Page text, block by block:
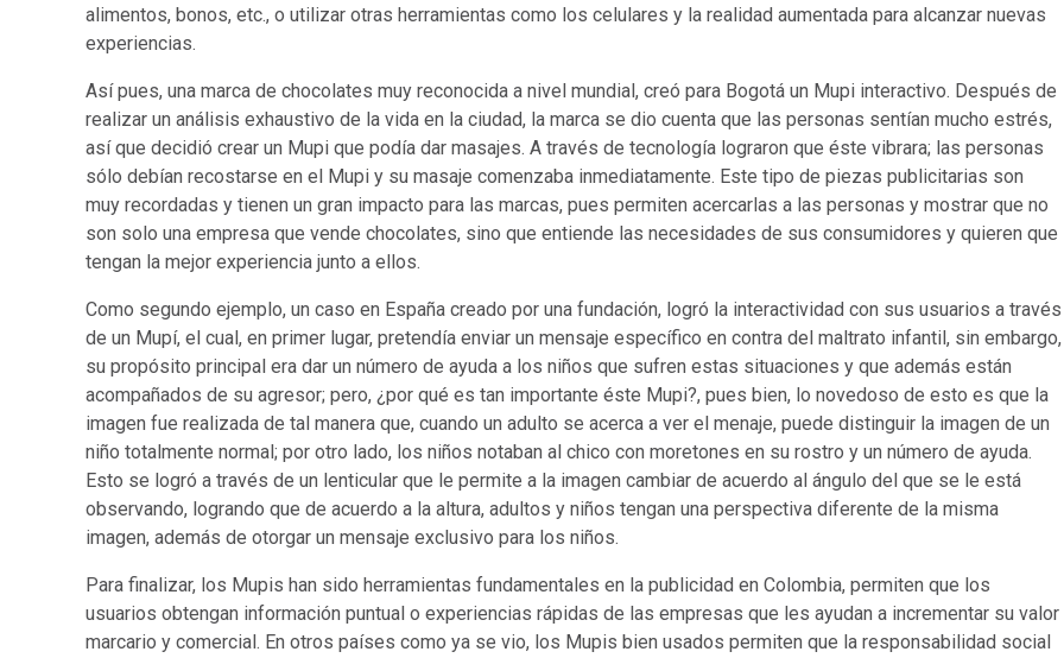
alimentos, bonos, etc., o utilizar otras herramientas como los celulares y la realidad aumentada para alcanzar nuevas
experiencias.
Así pues, una marca de chocolates muy reconocida a nivel mundial, creó para Bogotá un Mupi interactivo. Después de
realizar un análisis exhaustivo de la vida en la ciudad, la marca se dio cuenta que las personas sentían mucho estrés,
así que decidió crear un Mupi que podía dar masajes. A través de tecnología lograron que éste vibrara; las personas
sólo debían recostarse en el Mupi y su masaje comenzaba inmediatamente. Este tipo de piezas publicitarias son
muy recordadas y tienen un gran impacto para las marcas, pues permiten acercarlas a las personas y mostrar que no
son solo una empresa que vende chocolates, sino que entiende las necesidades de sus consumidores y quieren que
tengan la mejor experiencia junto a ellos.
Como segundo ejemplo, un caso en España creado por una fundación, logró la interactividad con sus usuarios a través
de un Mupí, el cual, en primer lugar, pretendía enviar un mensaje específico en contra del maltrato infantil, sin embargo,
su propósito principal era dar un número de ayuda a los niños que sufren estas situaciones y que además están
acompañados de su agresor; pero, ¿por qué es tan importante éste Mupi?, pues bien, lo novedoso de esto es que la
imagen fue realizada de tal manera que, cuando un adulto se acerca a ver el menaje, puede distinguir la imagen de un
niño totalmente normal; por otro lado, los niños notaban al chico con moretones en su rostro y un número de ayuda.
Esto se logró a través de un lenticular que le permite a la imagen cambiar de acuerdo al ángulo del que se le está
observando, logrando que de acuerdo a la altura, adultos y niños tengan una perspectiva diferente de la misma
imagen, además de otorgar un mensaje exclusivo para los niños.
Para finalizar, los Mupis han sido herramientas fundamentales en la publicidad en Colombia, permiten que los
usuarios obtengan información puntual o experiencias rápidas de las empresas que les ayudan a incrementar su valor
marcario y comercial. En otros países como ya se vio, los Mupis bien usados permiten que la responsabilidad social